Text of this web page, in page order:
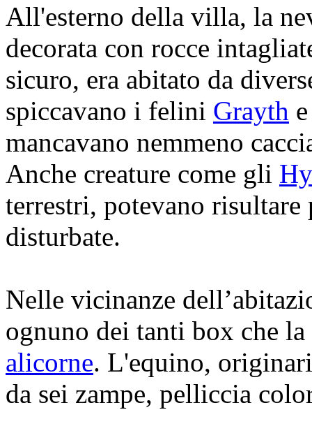
All'esterno della villa, la
decorata con rocce
sicuro, era abitato da
spiccavano i felini Grayth
mancavano nemmeno
Anche creature come gli
terrestri, potevano risultare
disturbate.
Nelle vicinanze
ognuno dei tanti box che
alicorne. L'equino,
da sei zampe, pelliccia